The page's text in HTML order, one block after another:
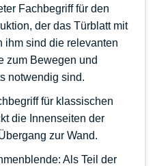
Fachbegriff für den
der das Türblatt mit
ihm sind die relevanten
zum Bewegen und
notwendig sind.
für klassischen
die Innenseiten der
zur Wand.
Als Teil der